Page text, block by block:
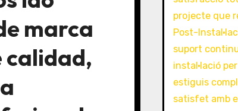
marca
calidad,